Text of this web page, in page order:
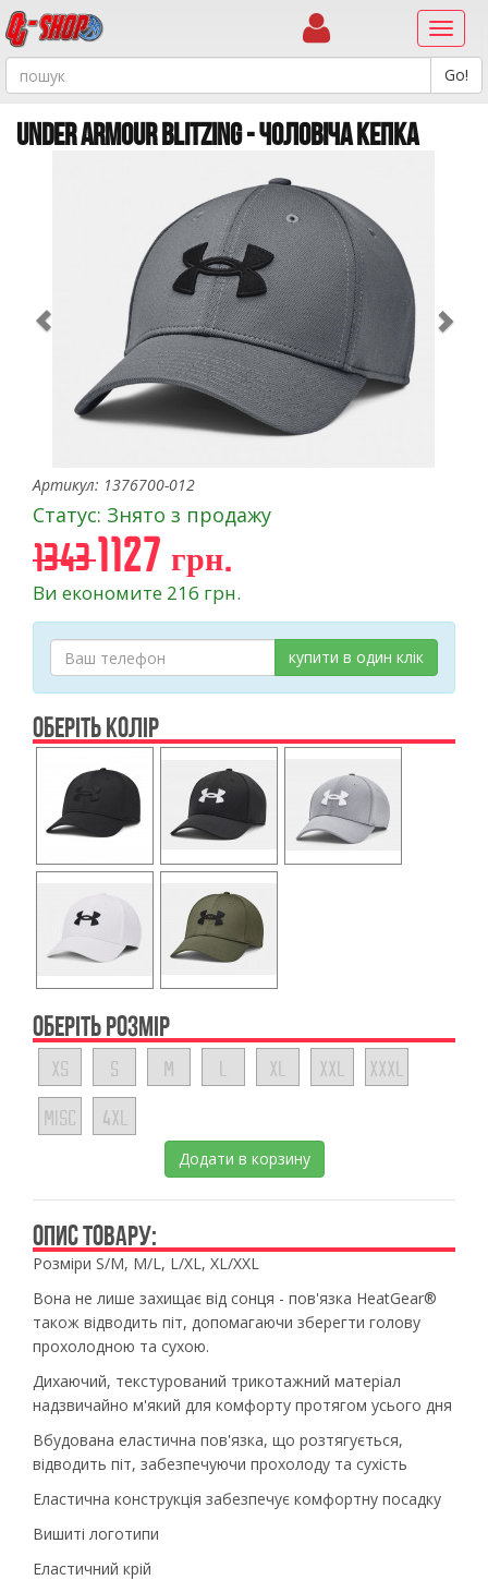
UNDER ARMOUR BLITZING - ЧОЛОВІЧА КЕПКА
Артикул: 1376700-012
Статус: Знято з продажу
13431127 грн.
Ви економите 216 грн.
купити в один клік
ОБЕРІТЬ КОЛІР
ОБЕРІТЬ РОЗМІР
XS S M L XL XXL XXXL
MISC 4XL
Додати в корзину
ОПИС ТОВАРУ:
Розміри S/М, М/L, L/XL, XL/XXL
Вона не лише захищає від сонця - пов'язка HeatGear®
також відводить піт, допомагаючи зберегти голову
прохолодною та сухою.
Дихаючий, текстурований трикотажний матеріал
надзвичайно м'який для комфорту протягом усього дня
Вбудована еластична пов'язка, що розтягується,
відводить піт, забезпечуючи прохолоду та сухість
Еластична конструкція забезпечує комфортну посадку
Вишиті логотипи
Еластичний крій